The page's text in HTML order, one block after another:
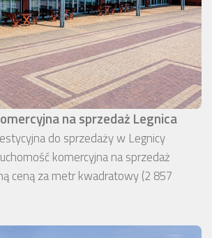
na sprzedaż Legnica
do sprzedaży w Legnicy
komercyjna na sprzedaż
ceną za metr kwadratowy (2 857